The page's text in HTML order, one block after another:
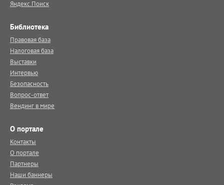
Яндекс.Поиск
Библиотека
Правовая база
Налоговая база
Выставки
Интервью
Безопасность
Вопрос-ответ
Вендинг в мире
О портале
Контакты
О портале
Партнеры
Наши баннеры